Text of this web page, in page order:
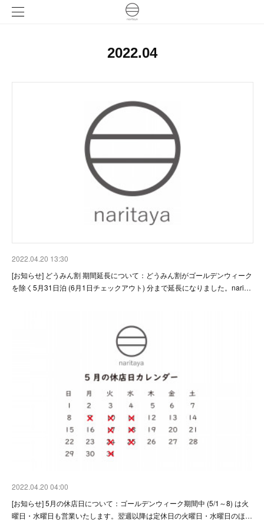
2022.04
2022.04.20 13:30
[お知らせ] どうみん割 期間延長について：どうみん割がゴールデンウィーク
を除く5月31日泊 (6月1日チェックアウト) 分まで延長になりました。nari…
2022.04.20 04:00
[お知らせ] 5月の休店日について：ゴールデンウィーク期間中 (5/1～8) は火
曜日・水曜日も営業いたします。翌週以降は定休日の火曜日・水曜日のほ…